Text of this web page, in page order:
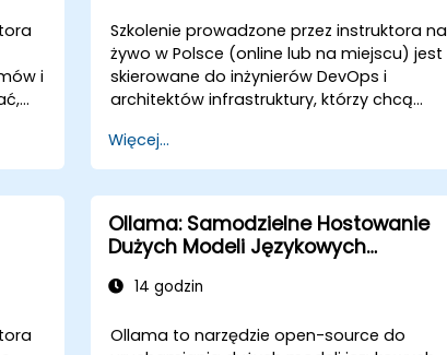
i
Szkolenie prowadzone przez instruktora na
żywo w Polsce (online lub na miejscu) jest
skierowane do inżynierów DevOps i
architektów infrastruktury, którzy chcą
monitorowania i zarządzania cyklem życia
prywatnych klastrów AI zbudowanych na
EXO.
Więcej...
Ollama: Samodzielne Hostowanie
Dużych Modeli Językowych
14 godzin
Ollama to narzędzie open-source do